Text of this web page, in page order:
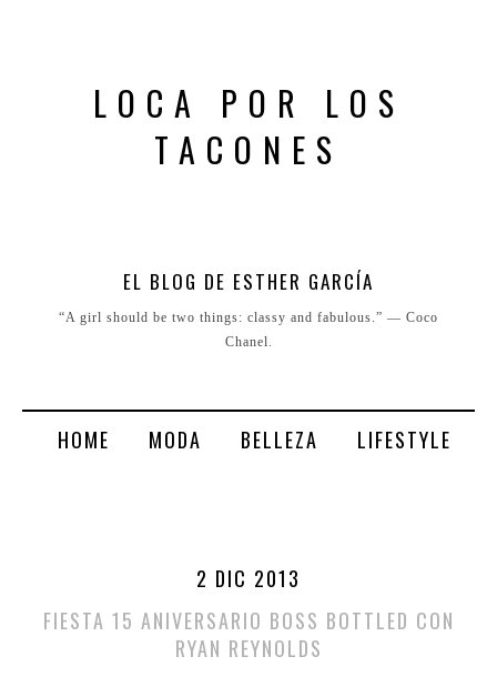
LOCA POR LOS
TACONES
EL BLOG DE ESTHER GARCÍA
“A girl should be two things: classy and fabulous.” ― Coco
Chanel.
HOME MODA BELLEZA LIFESTYLE
2 DIC 2013
FIESTA 15 ANIVERSARIO BOSS BOTTLED CON
RYAN REYNOLDS